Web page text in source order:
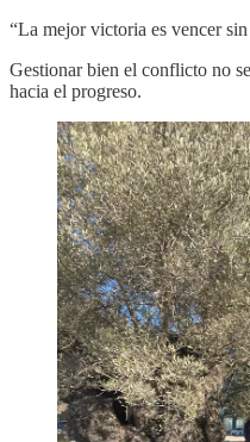
“La mejor victoria es vencer
Gestionar bien el conflicto no
hacia el progreso.